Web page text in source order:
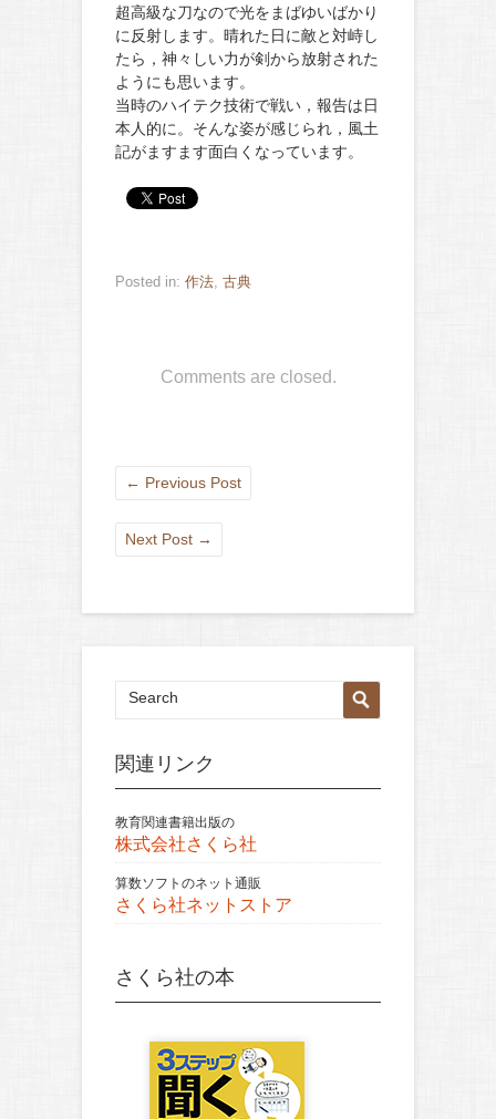
超高級な刀なので光をまばゆいばかり
に反射します。晴れた日に敵と対峙し
たら，神々しい力が剣から放射された
ようにも思います。
当時のハイテク技術で戦い，報告は日
本人的に。そんな姿が感じられ，風土
記がますます面白くなっています。
Posted in: 作法 古典
Comments are closed.
← Previous Post
Next Post →
関連リンク
教育関連書籍出版の
株式会社さくら社
算数ソフトのネット通販
さくら社ネットストア
さくら社の本